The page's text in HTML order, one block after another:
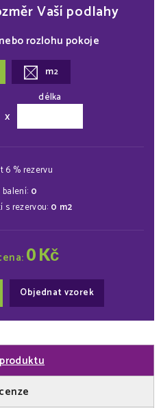
Vaší podlahy
rozlohu pokoje
m2
x
délka
6 % rezervu
balení: 0
s rezervou: 0 m2
0Kč
Objednat vzorek